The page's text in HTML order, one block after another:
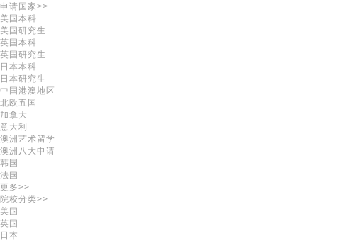
申请国家>>
美国本科
美国研究生
英国本科
英国研究生
日本本科
日本研究生
中国港澳地区
北欧五国
加拿大
意大利
澳洲艺术留学
澳洲八大申请
韩国
法国
更多>>
院校分类>>
美国
英国
日本